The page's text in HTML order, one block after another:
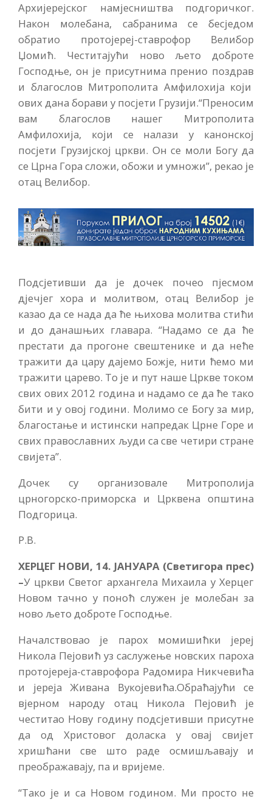
Архијерејског намјесништва подгоричког.
Након молебана, сабранима се бесједом
обратио протојереј-ставрофор Велибор
Џомић. Честитајући ново љето доброте
Господње, он је присутнима пренио поздрав
и благослов Митрополита Амфилохија који
ових дана борави у посјети Грузији.“Преносим
вам благослов нашег Митрополита
Амфилохија, који се налази у канонској
посјети Грузијској цркви. Он се моли Богу да
се Црна Гора сложи, обожи и умножи”, рекао је
отац Велибор.
Подсјетивши да је дочек почео пјесмом
дјечјег хора и молитвом, отац Велибор је
казао да се нада да ће њихова молитва стићи
и до данашњих главара. “Надамо се да ће
престати да прогоне свештенике и да неће
тражити да цару дајемо Божје, нити ћемо ми
тражити царево. То је и пут наше Цркве током
свих ових 2012 година и надамо се да ће тако
бити и у овој години. Молимо се Богу за мир,
благостање и истински напредак Црне Горе и
свих православних људи са све четири стране
свијета”.
Дочек су организовале Митрополија
црногорско-приморска и Црквена општина
Подгорица.
Р.В.
ХЕРЦЕГ НОВИ, 14. ЈАНУАРА (Светигора прес)
–У цркви Светог архангела Михаила у Херцег
Новом тачно у поноћ служен је молебан за
ново љето доброте Господње.
Началствовао је парох момишићки јереј
Никола Пејовић уз саслужење новских пароха
протојереја-ставрофора Радомира Никчевића
и јереја Живана Вукојевића.Обраћајући се
вјерном народу отац Никола Пејовић је
честитао Нову годину подсјетивши присутне
да од Христовог доласка у овај свијет
хришћани све што раде осмишљавају и
преображавају, па и вријеме.
“Тако је и са Новом годином. Ми просто не